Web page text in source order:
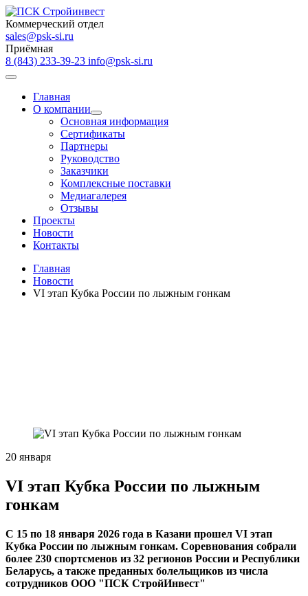
Коммерческий отдел
sales@psk-si.ru
Приёмная
8 (843) 233-39-23 info@psk-si.ru
Главная
О компании
Основная информация
Сертификаты
Партнеры
Руководство
Заказчики
Комплексные поставки
Медиагалерея
Отзывы
Проекты
Новости
Контакты
Главная
Новости
VI этап Кубка России по лыжным гонкам
20 января
VI этап Кубка России по лыжным
гонкам
С 15 по 18 января 2026 года в Казани прошел VI этап
Кубка России по лыжным гонкам. Соревнования собрали
более 230 спортсменов из 32 регионов России и Республики
Беларусь, а также преданных болельщиков из числа
сотрудников ООО "ПСК СтройИнвест"